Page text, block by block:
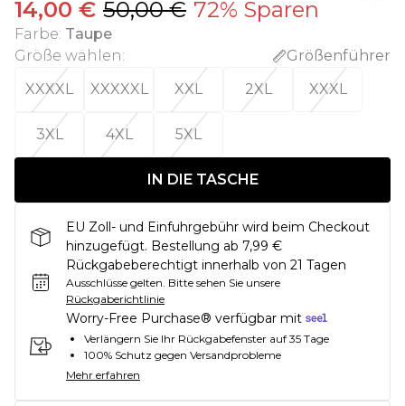
14,00 € 50,00 € 72% Sparen
Farbe: Taupe
Größe wählen:
Größenführer
XXXXL
XXXXXL XXL 2XL XXXL
3XL 4XL 5XL
IN DIE TASCHE
EU Zoll- und Einfuhrgebühr wird beim Checkout
hinzugefügt. Bestellung ab 7,99 €
Rückgabeberechtigt innerhalb von 21 Tagen
Ausschlüsse gelten. Bitte sehen Sie unsere
Rückgaberichtlinie
Worry-Free Purchase® verfügbar mit
Verlängern Sie Ihr Rückgabefenster auf 35 Tage
100% Schutz gegen Versandprobleme
Mehr erfahren